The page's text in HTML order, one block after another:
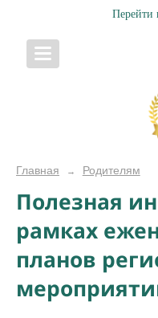
Перейти
Главная → Родителям
Полезная
рамках
планов